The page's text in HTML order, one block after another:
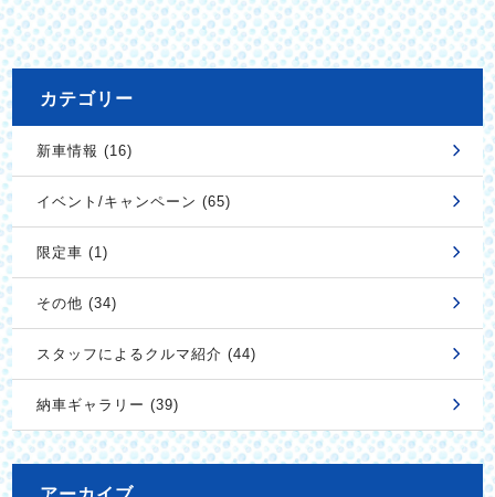
カテゴリー
新車情報 (16)
イベント/キャンペーン (65)
限定車 (1)
その他 (34)
スタッフによるクルマ紹介 (44)
納車ギャラリー (39)